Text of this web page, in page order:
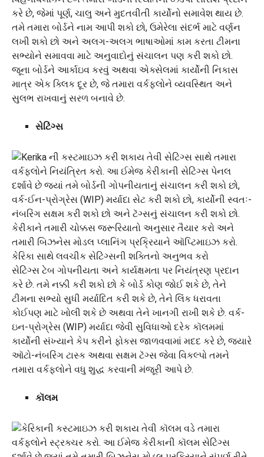
કરે છે, જેમાં પૂર્ણ, ચાલુ અને મુદતવીતી કાર્યોનો સમાવેશ થાય છે.
તમે તમારા બોર્ડને નામ આપી શકો છો, ઉમેરેલા સંદર્ભ માટે વર્ણન
લખી શકો છો અને અલગ-અલગ ભાષાઓમાં કામ કરતા ટીમના
સભ્યોને સમાવવા માટે અનુવાદોનું સંચાલન પણ કરી શકો છો.
જૂના બોર્ડને આર્કાઇવ કરવું અથવા એક્સેલમાં કાર્યોની નિકાસ
માત્ર એક ક્લિક દૂર છે, જે તમારા વર્કફ્લોને વ્યવસ્થિત અને
સુલભ રાખવાનું સરળ બનાવે છે.
સેટિંગ્સ
સેટિંગ્સ ટેબ ગોપનીયતા અને કાર્યક્ષમતા પર નિયંત્રણ પ્રદાન
કરે છે. તમે નક્કી કરી શકો છો કે બોર્ડ કોણ જોઈ શકે છે, તેને
ટીમના સભ્યો સુધી મર્યાદિત કરી શકે છે, તેને લિંક ધરાવતા
કોઈપણ માટે ખોલી શકે છે અથવા તેને ખાનગી રાખી શકે છે. વર્ક-
ઇન-પ્રોગ્રેસ (WIP) મર્યાદા જેવી સુવિધાઓ દરેક કૉલમમાં
કાર્યોની સંખ્યાને કેપ કરીને ફોકસ જાળવવામાં મદદ કરે છે, જ્યારે
ઑટો-નંબરિંગ ટાસ્ક અથવા સક્ષમ ટૅગ્સ જેવા વિકલ્પો તમને
તમારા વર્કફ્લોને વધુ શુદ્ધ કરવાની મંજૂરી આપે છે.
કૉલમ